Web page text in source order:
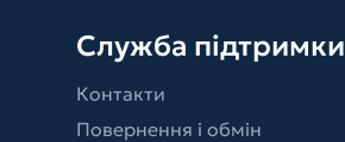
Служба підтримки
Контакти
Повернення і обмін